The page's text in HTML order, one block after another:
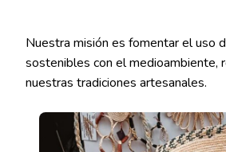
Nuestra misión es fomentar el uso
sostenibles con el medioambiente,
nuestras tradiciones artesanales.